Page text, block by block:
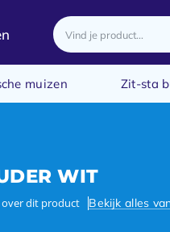
muizen Zit-sta
WIT
over dit product Bekijk alles